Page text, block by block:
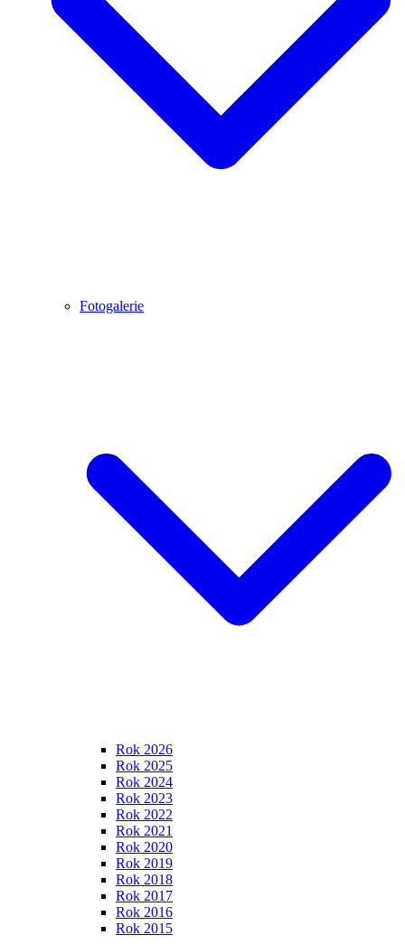
Fotogalerie
Rok 2026
Rok 2025
Rok 2024
Rok 2023
Rok 2022
Rok 2021
Rok 2020
Rok 2019
Rok 2018
Rok 2017
Rok 2016
Rok 2015